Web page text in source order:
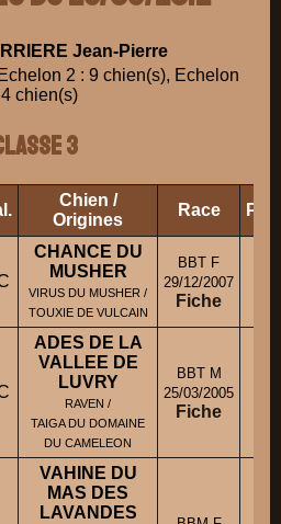
Jean-Pierre
2 : 9 chien(s), Echelon
chien(s)
3
Chien /
Origines
Race
CHANCE DU
MUSHER
VIRUS DU MUSHER /
TOUXIE DE VULCAIN
BBT F
29/12/2007
Fiche
ADES DE LA
VALLEE DE
LUVRY
RAVEN /
TAIGA DU DOMAINE
DU CAMELEON
BBT M
25/03/2005
Fiche
VAHINE DU
MAS DES
LAVANDES